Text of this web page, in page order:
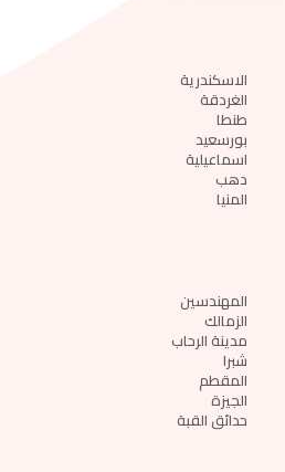
الاسكندرية
الغردقة
طنطا
بورسعيد
اسماعيلية
دهب
المنيا
المهندسين
الزمالك
مدينة الرحاب
شبرا
المقطم
الجيزة
حدائق القبة